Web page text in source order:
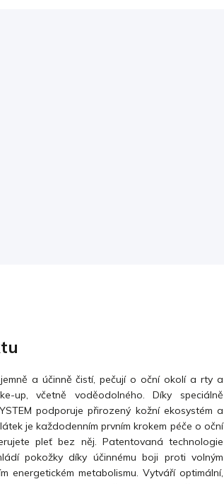
a účinně čistí, pečují o oční okolí a rty a
up, včetně voděodolného. Díky speciálně
podporuje přirozený kožní ekosystém a
je každodenním prvním krokem péče o oční
pleť bez něj. Patentovaná technologie
pokožky díky účinnému boji proti volným
energetickém metabolismu. Vytváří optimální,